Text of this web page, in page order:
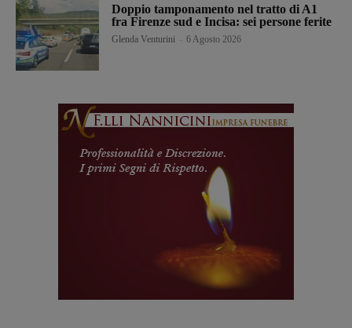
Doppio tamponamento nel tratto di A1
fra Firenze sud e Incisa: sei persone ferite
Glenda Venturini 6 Agosto 2026